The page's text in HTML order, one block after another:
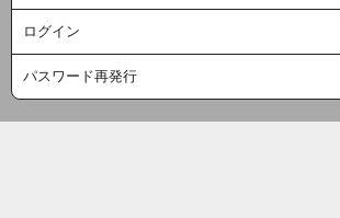
ログイン
パスワード再発行